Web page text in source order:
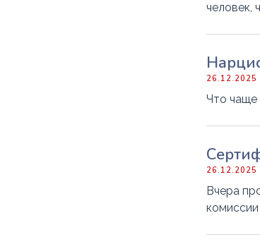
человек,
26.12.2025
Что чаще
26.12.2025
Вчера